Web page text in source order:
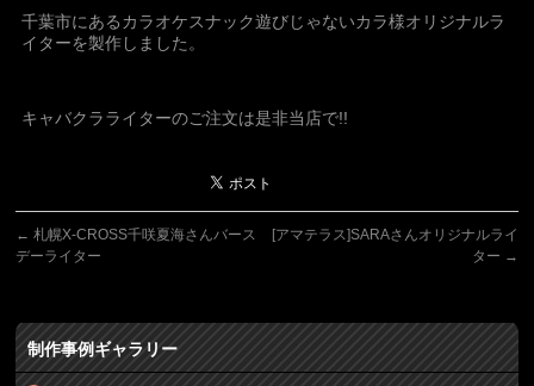
千葉市にあるカラオケスナック遊びじゃないカラ様オリジナルラ
イターを製作しました。
キャバクラライターのご注文は是非当店で!!
← 札幌X-CROSS千咲夏海さんバース
デーライター
[アマテラス]SARAさんオリジナルライ
ター →
制作事例ギャラリー